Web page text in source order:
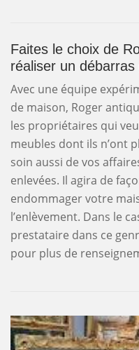
Faites le choix de
réaliser un
Avec une équipe
de maison, Roger
les propriétaires qui
meubles dont ils n’ont
soin aussi de vos
enlevées. Il agira de
endommager votre
l’enlèvement. Dans le
prestataire dans ce
pour plus de